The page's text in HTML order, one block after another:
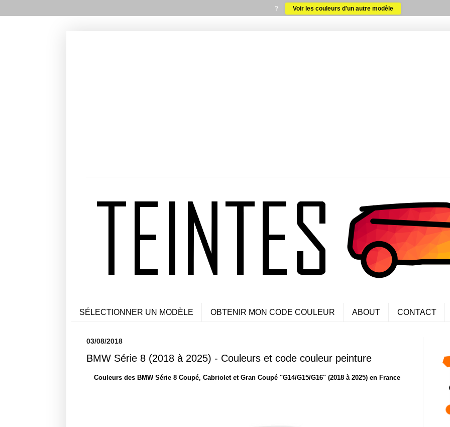
SÉLECTIONNER UN MODÈLE OBTENIR MON CODE COULEUR ABOUT CONTACT
03/08/2018
BMW Série 8 (2018 à 2025) - Couleurs et code couleur peinture
Couleurs des BMW Série 8 Coupé, Cabriolet et Gran Coupé "G14/G15/G16" (2018 à 2025) en France
? Voir les couleurs d'un autre modèle